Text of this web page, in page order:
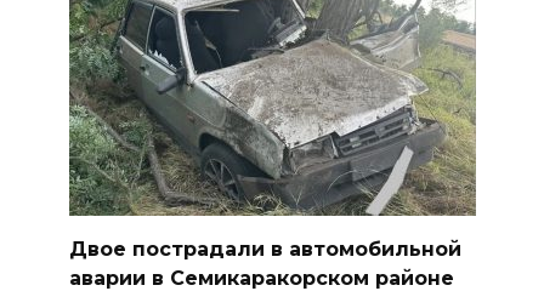
Двое пострадали в автомобильной
аварии в Семикаракорском районе